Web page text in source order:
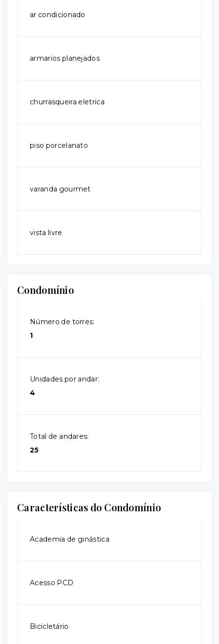
ar condicionado
armarios planejados
churrasqueira eletrica
piso porcelanato
varanda gourmet
vista livre
Condomínio
Número de torres:
1
Unidades por andar:
4
Total de andares:
25
Características do Condomínio
Academia de ginástica
Acesso PCD
Bicicletário